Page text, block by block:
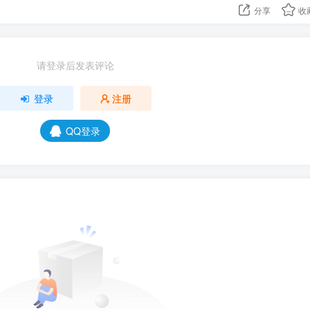
分享 收
请登录后发表评论
登录 注册
QQ登录